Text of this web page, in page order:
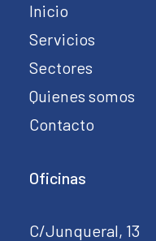
Inicio
Servicios
Sectores
Quienes somos
Contacto
Oficinas
C/Junqueral, 13